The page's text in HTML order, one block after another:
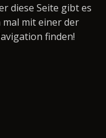
diese Seite gibt es
mal mit einer der
finden!